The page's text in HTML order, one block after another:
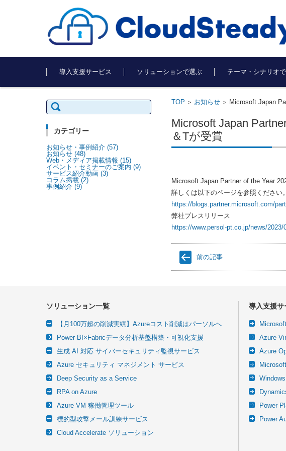
コンテンツに移動
導入支援サービス
ソリューションで選ぶ テーマ・シナリオ
TOP > お知らせ> Microsoft Japan
Microsoft Japan
＆Tが受賞
Microsoft Japan Partner of the Year
詳しくは以下のページを参照ください。
https://blogs.partner.microsoft.com/
弊社プレスリリース
https://www.persol-pt.co.jp/news/2023/
前の記事
検
索:
カテゴリー
お知らせ・事例紹介 (57)
お知らせ (48)
Web・メディア掲載情報 (15)
イベント・セミナーのご案内 (9)
サービス紹介動画 (3)
コラム掲載 (2)
事例紹介 (9)
ソリューション一覧
【月100万超の削減実績】Azureコスト削減はパーソルへ
Power BI×Fabricデータ分析基盤構築・可視化支援
生成 AI 対応 サイバーセキュリティ監視サービス
Azure セキュリティ マネジメント サービス
Deep Security as a Service
RPA on Azure
Azure VM 稼働管理ツール
標的型攻撃メール訓練サービス
Cloud Accelerate ソリューション
導入支援サ
Azure
Azure
Power
Power